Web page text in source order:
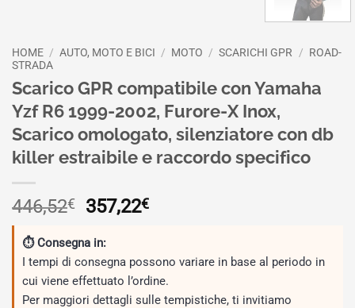
HOME / AUTO, MOTO E BICI / MOTO / SCARICHI GPR / ROAD-
STRADA
Scarico GPR compatibile con Yamaha
Yzf R6 1999-2002, Furore-X Inox,
Scarico omologato, silenziatore con db
killer estraibile e raccordo specifico
446,52€
Il
originale
era:
446,52€.
357,22€Il
è:
357,22€.
⏱ Consegna in:
I tempi di consegna possono variare in base al periodo in
cui viene effettuato l’ordine.
Per maggiori dettagli sulle tempistiche, ti invitiamo